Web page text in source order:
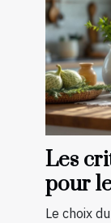
Les
pour
Le choix